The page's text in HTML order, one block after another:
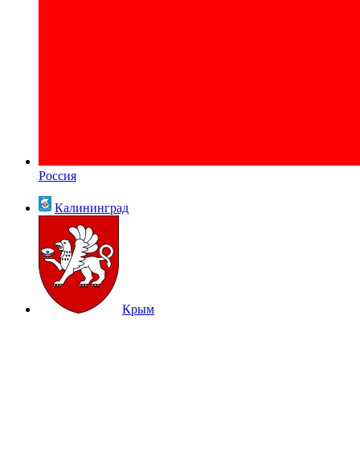
Россия
Калининград
Крым